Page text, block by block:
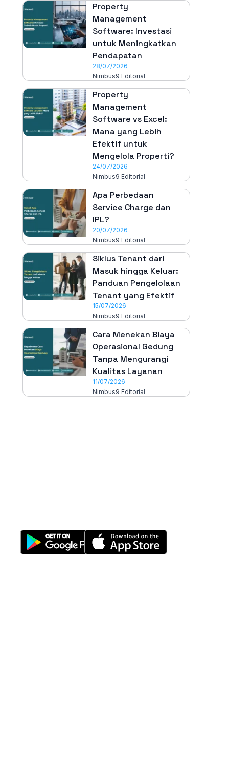
Property
Management
Software: Investasi
untuk Meningkatkan
Pendapatan
28/07/2026
Nimbus9 Editorial
Property
Management
Software vs Excel:
Mana yang Lebih
Efektif untuk
Mengelola Properti?
24/07/2026
Nimbus9 Editorial
Apa Perbedaan
Service Charge dan
IPL?
20/07/2026
Nimbus9 Editorial
Siklus Tenant dari
Masuk hingga Keluar:
Panduan Pengelolaan
Tenant yang Efektif
15/07/2026
Nimbus9 Editorial
Cara Menekan Biaya
Operasional Gedung
Tanpa Mengurangi
Kualitas Layanan
11/07/2026
Nimbus9 Editorial